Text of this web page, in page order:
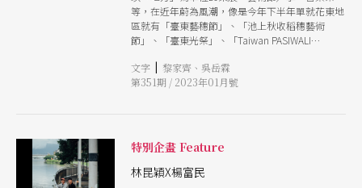
等，在近年蔚為風潮，像是今年下半年單就花東地
區就有「臺東藝穗節」、「池上秋收稻穗藝術
節」、「臺東光祭」、「Taiwan PASIWALI
跳浪藝術節」、「花蓮城市空間藝術節」等，橫跨
不同藝術領域與族群，主辦單位也包含公、私單
這個地方有連結嗎？ 於是，本期雜誌邀請花蓮縣
牛犁社區交流協會的楊富民擔任客座總編輯，並作
為對談人，與甫完成2022年花蓮城市空間藝術節規
文字 | 黎家齊、吳岳霖
第351期 / 2023年01月號
特別企畫 Feature
林昆穎X楊富民